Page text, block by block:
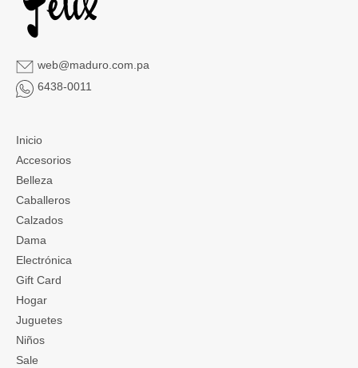
web@maduro.com.pa
6438-0011
Inicio
Accesorios
Belleza
Caballeros
Calzados
Dama
Electrónica
Gift Card
Hogar
Juguetes
Niños
Sale